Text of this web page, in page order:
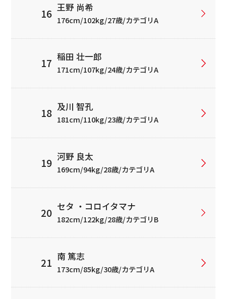
王野 尚希
176cm/102kg/27歳/カテゴリA
稲田 壮一郎
171cm/107kg/24歳/カテゴリA
及川 智孔
181cm/110kg/23歳/カテゴリA
河野 良太
169cm/94kg/28歳/カテゴリA
セタ ・コロイタマナ
182cm/122kg/28歳/カテゴリB
南 篤志
173cm/85kg/30歳/カテゴリA